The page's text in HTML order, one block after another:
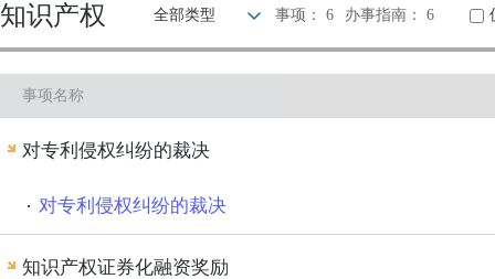
民族宗教 质量技术
公用事业
知识产权 全部类型 事项： 6 办事指南： 6
事项名称
对专利侵权纠纷的裁决
对专利侵权纠纷的裁决
知识产权证券化融资奖励